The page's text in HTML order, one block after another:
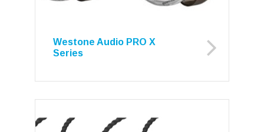
Westone Audio PRO X
Series